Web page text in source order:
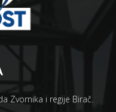
Zvornika i regije Birač.